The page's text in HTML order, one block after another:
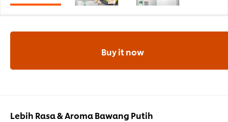
Lebih Rasa & Aroma Bawang Putih
Buy it now